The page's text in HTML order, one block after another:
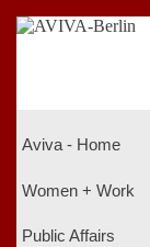
Aviva - Home
Women + Work
Public Affairs